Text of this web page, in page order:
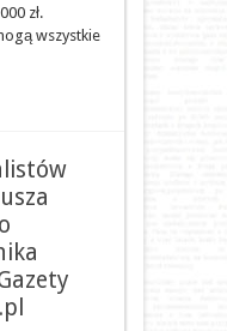
zł.
wszystkie